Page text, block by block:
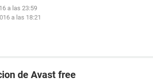
a las 23:59
a las 18:21
de Avast free